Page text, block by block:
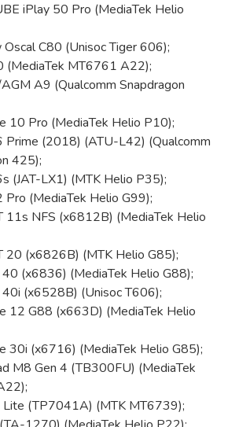
iPlay 50 Pro (MediaTek Helio
C80 (Unisoc Tiger 606);
(MediaTek MT6761 A22);
A9 (Qualcomm Snapdragon
10 Pro (MediaTek Helio P10);
Prime (2018) (ATU-L42) (Qualcomm
425);
(JAT-LX1) (MTK Helio P35);
Pro (MediaTek Helio G99);
11s NFS (x6812B) (MediaTek Helio
20 (x6826B) (MTK Helio G85);
(x6836) (MediaTek Helio G88);
(x6528B) (Unisoc T606);
12 G88 (x663D) (MediaTek Helio
30i (x6716) (MediaTek Helio G85);
M8 Gen 4 (TB300FU) (MediaTek
Lite (TP7041A) (MTK MT6739);